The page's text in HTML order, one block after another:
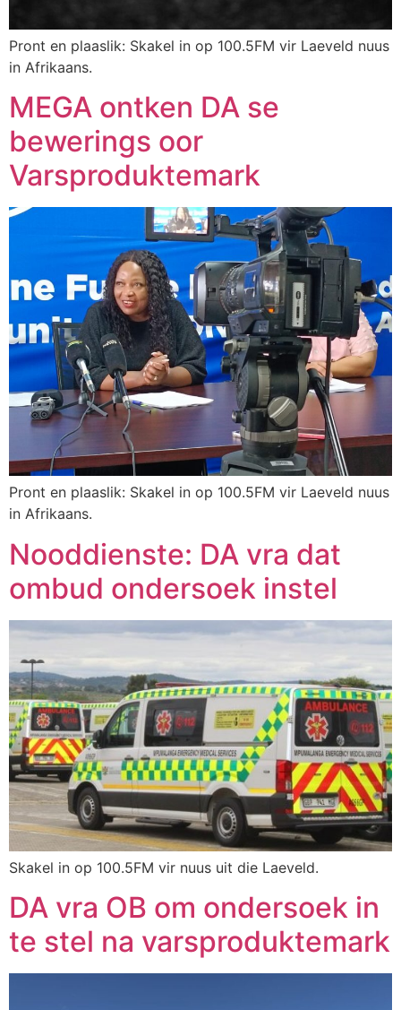
Pront en plaaslik: Skakel in op 100.5FM vir Laeveld nuus
in Afrikaans.
MEGA ontken DA se
bewerings oor
Varsproduktemark
Pront en plaaslik: Skakel in op 100.5FM vir Laeveld nuus
in Afrikaans.
Nooddienste: DA vra dat
ombud ondersoek instel
Skakel in op 100.5FM vir nuus uit die Laeveld.
DA vra OB om ondersoek in
te stel na varsproduktemark